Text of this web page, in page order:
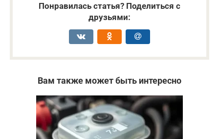
Понравилась статья? Поделиться с
друзьями:
Вам также может быть интересно